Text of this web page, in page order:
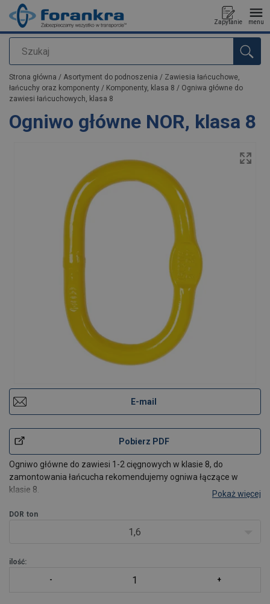
Szukaj
Zapytanie menu
Dodano do zapytania
Strona główna / Asortyment do podnoszenia / Zawiesia łańcuchowe,
łańcuchy oraz komponenty / Komponenty, klasa 8 / Ogniwa główne do
zawiesi łańcuchowych, klasa 8
Ogniwo główne NOR, klasa 8
E-mail
Pobierz PDF
Ogniwo główne do zawiesi 1-2 cięgnowych w klasie 8, do
zamontowania łańcucha rekomendujemy ogniwa łączące w
klasie 8.
Pokaż więcej
DOR ton
1,6
ilość: